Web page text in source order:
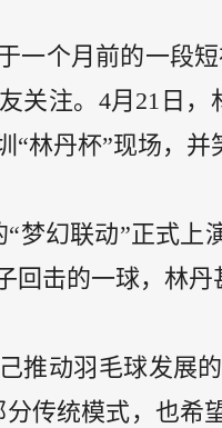
一个月前的一段
关注。4月21日
“林丹杯”现场，
梦幻联动”正式
回击的一球，林
推动羽毛球发展
传统模式，也